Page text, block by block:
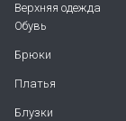
Верхняя одежда
Обувь
Брюки
Платья
Блузки